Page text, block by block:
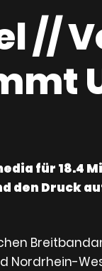
//
für 18.4
den Druck